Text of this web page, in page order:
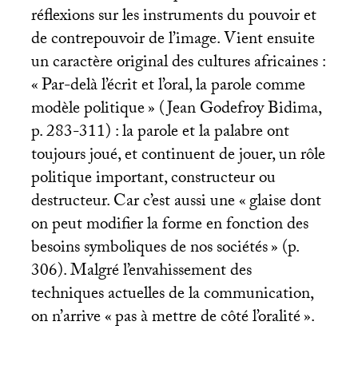
réflexions sur les instruments du pouvoir et
de contrepouvoir de l’image. Vient ensuite
un caractère original des cultures africaines :
«Par-delà l’écrit et l’oral, la parole comme
modèle politique» (Jean Godefroy Bidima,
p. 283-311) : la parole et la palabre ont
toujours joué, et continuent de jouer, un rôle
politique important, constructeur ou
destructeur. Car c’est aussi une «glaise dont
on peut modifier la forme en fonction des
besoins symboliques de nos sociétés» (p.
306). Malgré l’envahissement des
techniques actuelles de la communication,
on n’arrive «pas à mettre de côté l’oralité».